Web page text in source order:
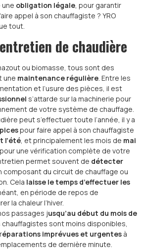
obligation légale, pour garantir
appel à son chauffagiste ? YRO
tout.
de chaudière
ou biomasse, tous sont des
une maintenance régulière. Entre les
et l’usure des pièces, il est
s’attarde sur la machinerie pour
de votre système de chauffage.
peut s’effectuer toute l’année, il y a
pour faire appel à son chauffagiste
l’été, et principalement les mois de mai
une vérification complète de votre
permet souvent de détecter
composant du circuit de chauffage ou
Cela laisse le temps d’effectuer les
en période de repos de
la chaleur l’hiver.
passages jusqu’au début du mois de
chauffagistes sont moins disponibles,
éparations imprévues et urgentes à
de dernière minute.